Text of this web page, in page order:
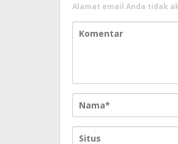
Alamat email Anda tidak